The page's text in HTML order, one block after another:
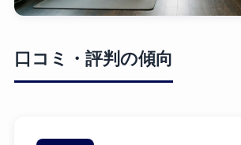
口コミ・評判の傾向